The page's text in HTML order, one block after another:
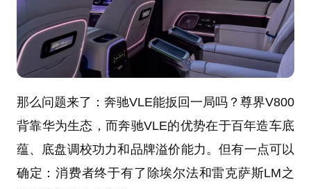
那么问题来了：奔驰VLE能扳回一局吗？尊界V800
背靠华为生态，而奔驰VLE的优势在于百年造车底
蕴、底盘调校功力和品牌溢价能力。但有一点可以
确定：消费者终于有了除埃尔法和雷克萨斯LM之